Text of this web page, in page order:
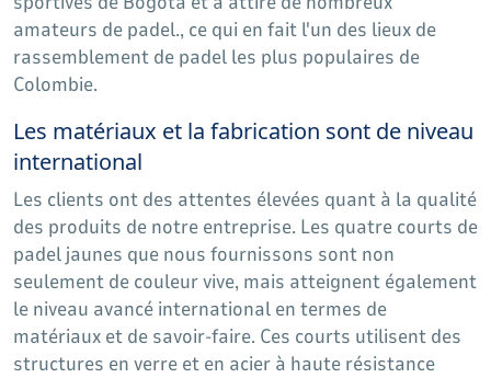
amateurs de padel., ce qui en fait l'un des lieux de
rassemblement de padel les plus populaires de
Colombie.
Les matériaux et la fabrication sont de niveau
international
Les clients ont des attentes élevées quant à la qualité
des produits de notre entreprise. Les quatre courts de
padel jaunes que nous fournissons sont non
seulement de couleur vive, mais atteignent également
le niveau avancé international en termes de
matériaux et de savoir-faire. Ces courts utilisent des
structures en verre et en acier à haute résistance